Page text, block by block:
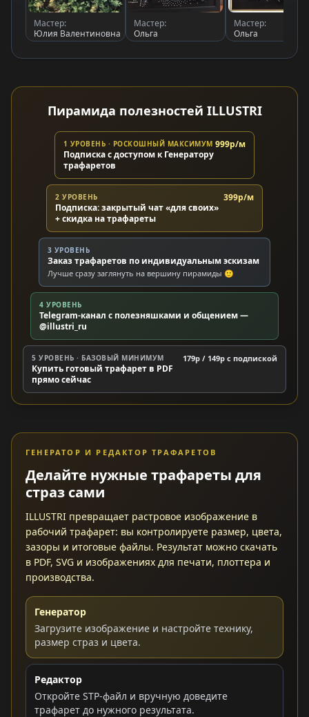
Мастер:
Юлия Валентиновна
Мастер:
Ольга
Мастер:
Ольга
Пирамида полезностей ILLUSTRI
1 УРОВЕНЬ · РОСКОШНЫЙ МАКСИМУМ
Подписка с доступом к Генератору
трафаретов
999р/м
2 УРОВЕНЬ
Подписка: закрытый чат «для своих»
+ скидка на трафареты
399р/м
3 УРОВЕНЬ
Заказ трафаретов по индивидуальным эскизам
Лучше сразу заглянуть на вершину пирамиды 🙂
4 УРОВЕНЬ
Telegram-канал с полезняшками и общением —
@illustri_ru
5 УРОВЕНЬ · БАЗОВЫЙ МИНИМУМ
Купить готовый трафарет в PDF
прямо сейчас
179р / 149р c подпиской
ГЕНЕРАТОР И РЕДАКТОР ТРАФАРЕТОВ
Делайте нужные трафареты для
страз сами
ILLUSTRI превращает растровое изображение в
рабочий трафарет: вы контролируете размер, цвета,
зазоры и итоговые файлы. Результат можно скачать
в PDF, SVG и изображениях для печати, плоттера и
производства.
Генератор
Загрузите изображение и настройте технику,
размер страз и цвета.
Редактор
Откройте STP-файл и вручную доведите
трафарет до нужного результата.